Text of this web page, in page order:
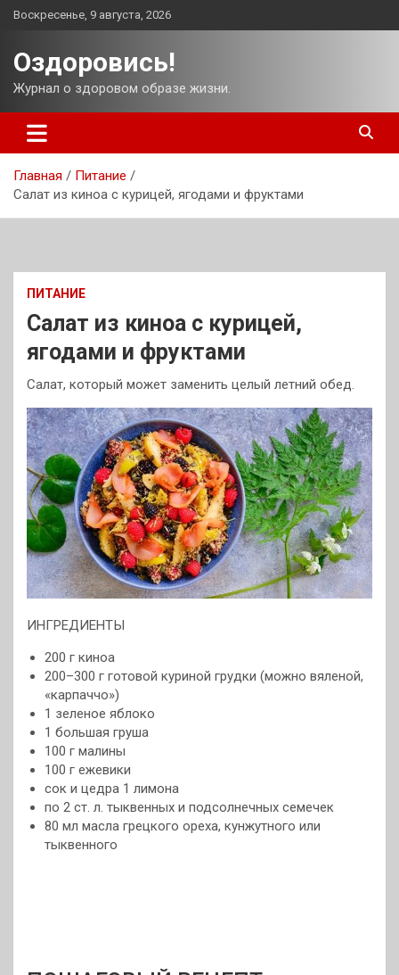
Перейти
Воскресенье, 9 августа, 2026
Оздоровись!
Журнал о здоровом образе жизни.
Главная
Питание
Салат из киноа с курицей, ягодами и фруктами
ПИТАНИЕ
Салат из киноа с курицей,
ягодами и фруктами
Салат, который может заменить целый летний обед.
ИНГРЕДИЕНТЫ
200 г киноа
200–300 г готовой куриной грудки (можно вяленой,
«карпаччо»)
1 зеленое яблоко
1 большая груша
100 г малины
100 г ежевики
сок и цедра 1 лимона
по 2 ст. л. тыквенных и подсолнечных семечек
80 мл масла грецкого ореха, кунжутного или
тыквенного